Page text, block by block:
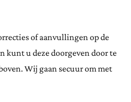
of aanvullingen op de
kunt u deze doorgeven door te
Wij gaan secuur om met